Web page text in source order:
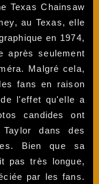
Texas Chainsaw
au Texas, elle
en 1974,
après seulement
Malgré cela,
fans en raison
l'effet qu'elle a
candides ont
dans des
Bien que sa
pas très longue,
par les fans.